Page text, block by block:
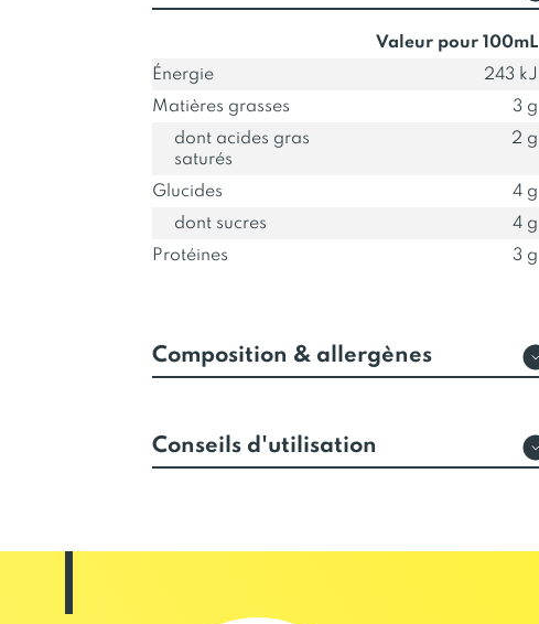
Valeur pour 100mL
Énergie
243 kJ
Matières grasses
3 g
dont acides gras
saturés
2 g
Glucides
4 g
dont sucres
4 g
Protéines
3 g
Composition & allergènes
Conseils d'utilisation